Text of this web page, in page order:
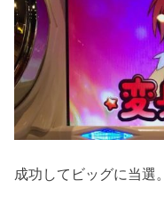
成功してビッグに当選。